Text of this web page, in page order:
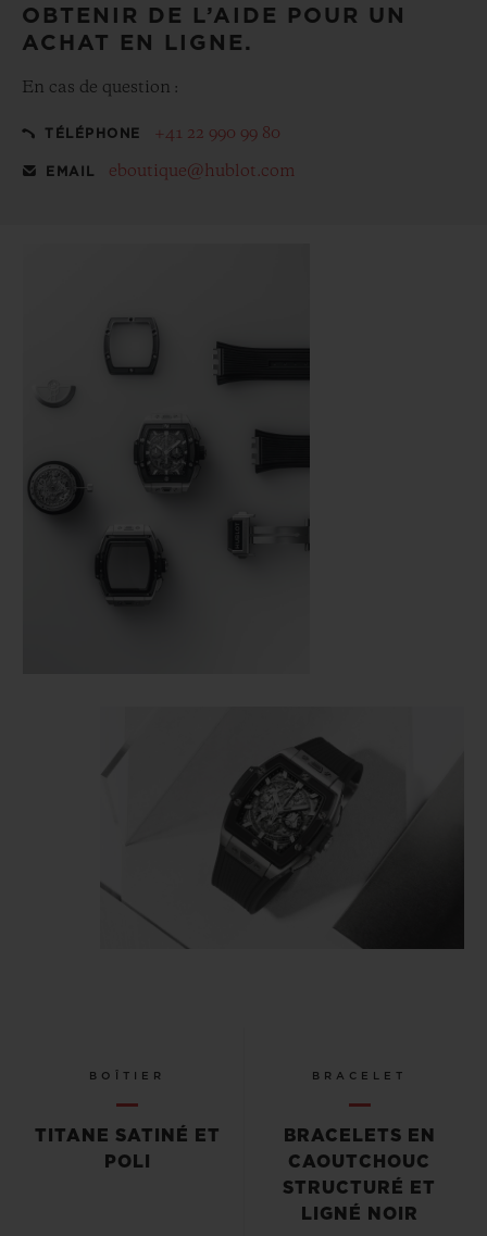
OBTENIR DE L’AIDE POUR UN
ACHAT EN LIGNE.
En cas de question :
TÉLÉPHONE +41 22 990 99 80
EMAIL eboutique@hublot.com
BOÎTIER
TITANE SATINÉ ET
POLI
BRACELET
BRACELETS EN
CAOUTCHOUC
STRUCTURÉ ET
LIGNÉ NOIR